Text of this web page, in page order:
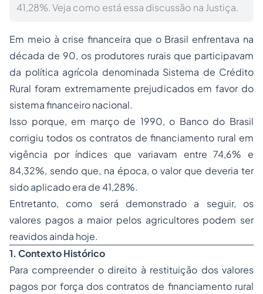
41,28%. Veja como está essa discussão na Justiça.
Em meio à crise financeira que o Brasil enfrentava na
década de 90, os produtores rurais que participavam
da política agrícola denominada Sistema de Crédito
Rural foram extremamente prejudicados em favor do
sistema financeiro nacional.
Isso porque, em março de 1990, o Banco do Brasil
corrigiu todos os contratos de financiamento rural em
vigência por índices que variavam entre 74,6% e
84,32%, sendo que, na época, o valor que deveria ter
sido aplicado era de 41,28%.
Entretanto, como será demonstrado a seguir, os
valores pagos a maior pelos agricultores podem ser
reavidos ainda hoje.
1. Contexto Histórico
Para compreender o direito à restituição dos valores
pagos por força dos contratos de financiamento rural